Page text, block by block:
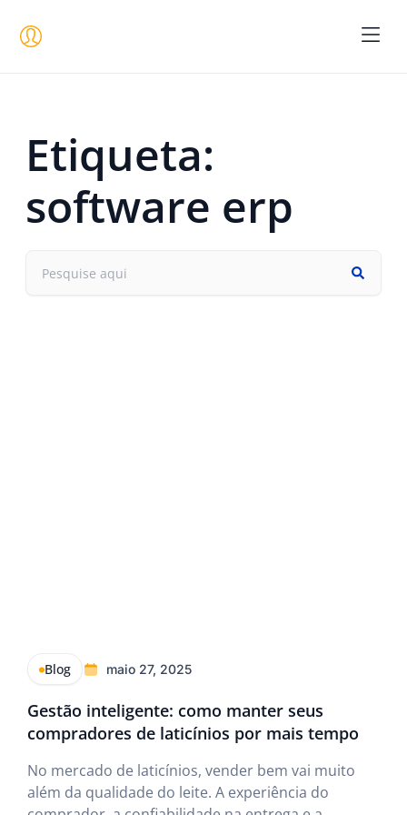
Etiqueta:
software erp
Blog maio 27, 2025
Gestão inteligente: como manter seus
compradores de laticínios por mais tempo
No mercado de laticínios, vender bem vai muito
além da qualidade do leite. A experiência do